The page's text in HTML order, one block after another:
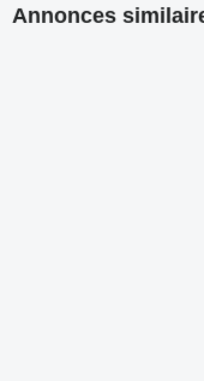
Annonces